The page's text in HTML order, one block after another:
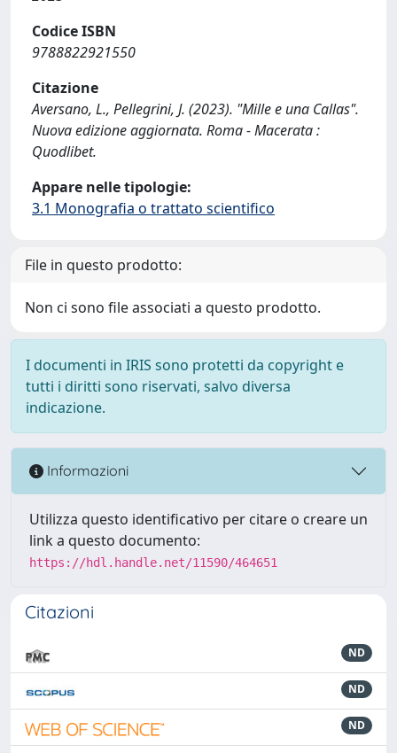
Codice ISBN
9788822921550
Citazione
Aversano, L., Pellegrini, J. (2023). "Mille e una Callas".
Nuova edizione aggiornata. Roma - Macerata :
Quodlibet.
Appare nelle tipologie:
3.1 Monografia o trattato scientifico
File in questo prodotto:
Non ci sono file associati a questo prodotto.
I documenti in IRIS sono protetti da copyright e
tutti i diritti sono riservati, salvo diversa
indicazione.
Informazioni
Utilizza questo identificativo per citare o creare un
link a questo documento:
https://hdl.handle.net/11590/464651
Citazioni
ND
ND
ND